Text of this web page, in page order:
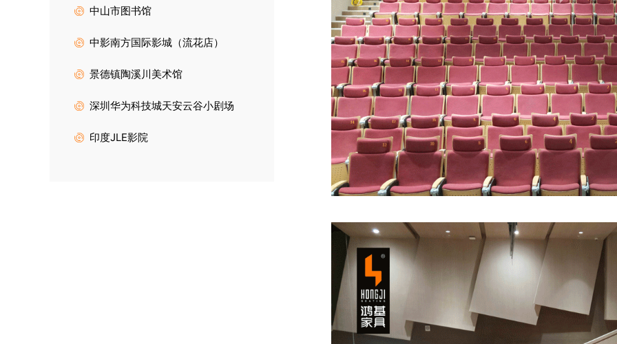
中山市图书馆
中影南方国际影城（流花店）
景德镇陶溪川美术馆
深圳华为科技城天安云谷小剧场
印度JLE影院